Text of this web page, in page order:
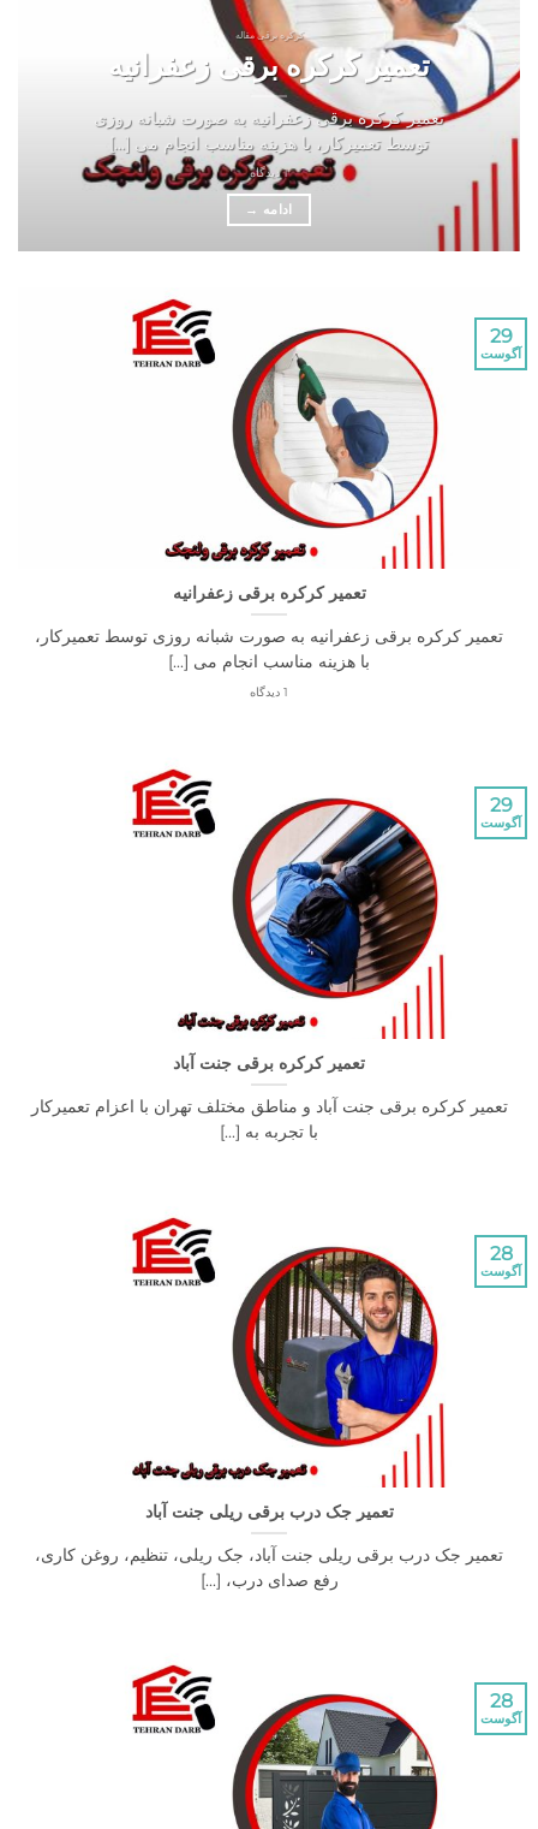
کرکره برقی مقاله
تعمیر کرکره برقی زعفرانیه
تعمیر کرکره برقی زعفرانیه به صورت شبانه روزی
توسط تعمیرکار، با هزینه مناسب انجام می [...]
1 دیدگاه
تعمیر کرکره برقی زعفرانیه
کرکره برقی زعفرانیه به صورت شبانه روزی توسط تعمیرکار،
با هزینه مناسب انجام می [...]
تعمیر کرکره برقی جنت آباد
کرکره برقی جنت آباد و مناطق مختلف تهران با اعزام تعمیرکار
با تجربه به [...]
تعمیر جک درب برقی ریلی جنت آباد
جک درب برقی ریلی جنت آباد، جک ریلی، تنظیم، روغن کاری،
رفع صدای درب، [...]